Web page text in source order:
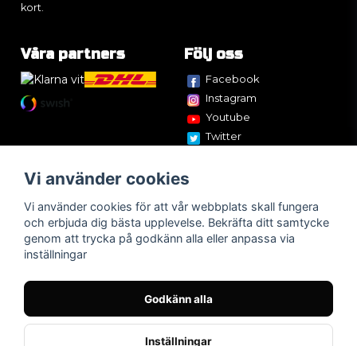
kort.
Våra partners Följ oss
Facebook
Instagram
Youtube
Twitter
Vi använder cookies
Vi använder cookies för att vår webbplats skall fungera
och erbjuda dig bästa upplevelse. Bekräfta ditt samtycke
genom att trycka på godkänn alla eller anpassa via
inställningar
Godkänn alla
Inställningar